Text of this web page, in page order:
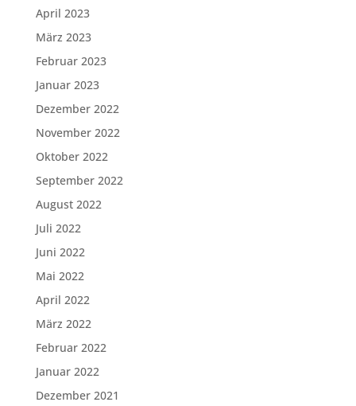
April 2023
März 2023
Februar 2023
Januar 2023
Dezember 2022
November 2022
Oktober 2022
September 2022
August 2022
Juli 2022
Juni 2022
Mai 2022
April 2022
März 2022
Februar 2022
Januar 2022
Dezember 2021